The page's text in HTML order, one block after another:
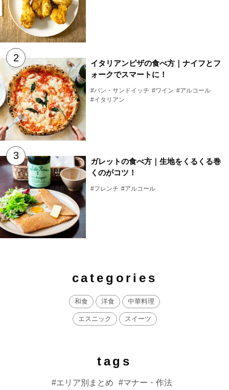
イタリアンピザの食べ方｜ナイフとフ
ォークでスマートに！
#パン・サンドイッチ #ワイン #アルコール
#イタリアン
ガレットの食べ方｜生地をくるくる巻
くのがコツ！
#フレンチ #アルコール
categories
和食 洋食 中華料理
エスニック スイーツ
tags
エリア別まとめ
マナー・作法